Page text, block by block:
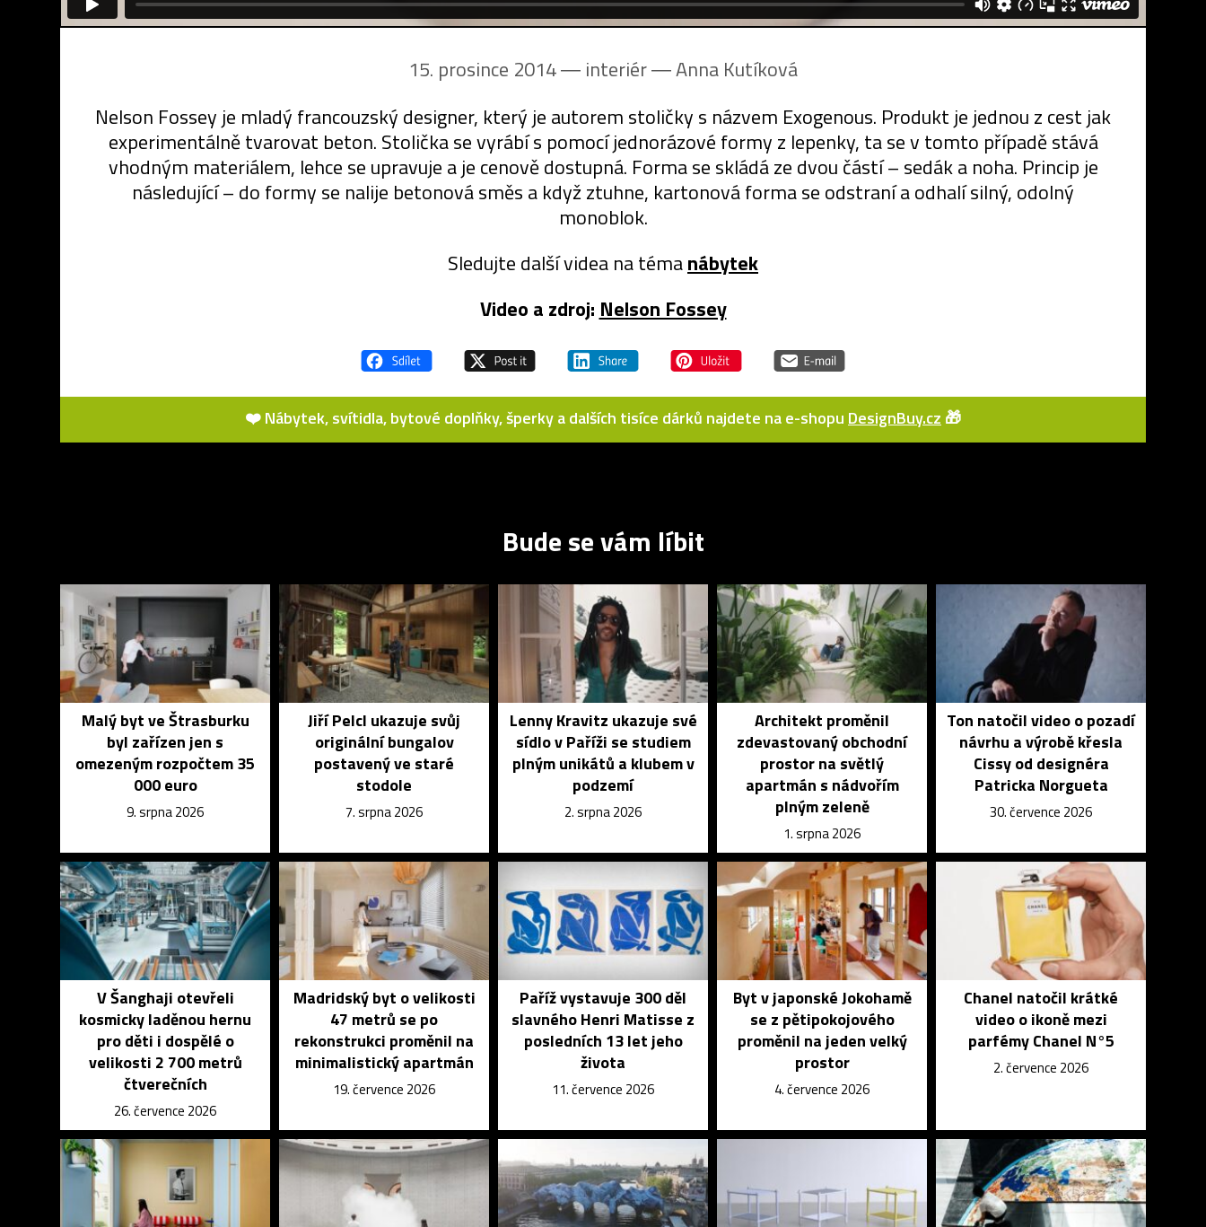
15. prosince 2014 ― interiér ―Anna Kutíková
Nelson Fossey je mladý francouzský designer, který je autorem stoličky s názvem Exogenous. Produkt je jednou z cest jak
experimentálně tvarovat beton. Stolička se vyrábí s pomocí jednorázové formy z lepenky, ta se v tomto případě stává
vhodným materiálem, lehce se upravuje a je cenově dostupná. Forma se skládá ze dvou částí – sedák a noha. Princip je
následující – do formy se nalije betonová směs a když ztuhne, kartonová forma se odstraní a odhalí silný, odolný
monoblok.
Sledujte další videa na témanábytek
Video a zdroj: Nelson Fossey
❤️ Nábytek, svítidla, bytové doplňky, šperky a dalších tisíce dárků najdete na e-shopu DesignBuy.cz 🎁
Bude se vám líbit
Malý byt ve Štrasburku
byl zařízen jen s
omezeným rozpočtem 35
000 euro
9. srpna 2026
Jiří Pelcl ukazuje svůj
originální bungalov
postavený ve staré
stodole
7. srpna 2026
Lenny Kravitz ukazuje své
sídlo v Paříži se studiem
plným unikátů a klubem v
podzemí
2. srpna 2026
Architekt proměnil
zdevastovaný obchodní
prostor na světlý
apartmán s nádvořím
plným zeleně
1. srpna 2026
Ton natočil video o pozadí
návrhu a výrobě křesla
Cissy od designéra
Patricka Norgueta
30. července 2026
V Šanghaji otevřeli
kosmicky laděnou hernu
pro děti i dospělé o
velikosti 2 700 metrů
čtverečních
26. července 2026
Madridský byt o velikosti
47 metrů se po
rekonstrukci proměnil na
minimalistický apartmán
19. července 2026
Paříž vystavuje 300 děl
slavného Henri Matisse z
posledních 13 let jeho
života
11. července 2026
Byt v japonské Jokohamě
se z pětipokojového
proměnil na jeden velký
prostor
4. července 2026
Chanel natočil krátké
video o ikoně mezi
parfémy Chanel N°5
2. července 2026